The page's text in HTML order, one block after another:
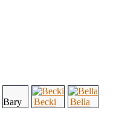
Bary Becki Bella